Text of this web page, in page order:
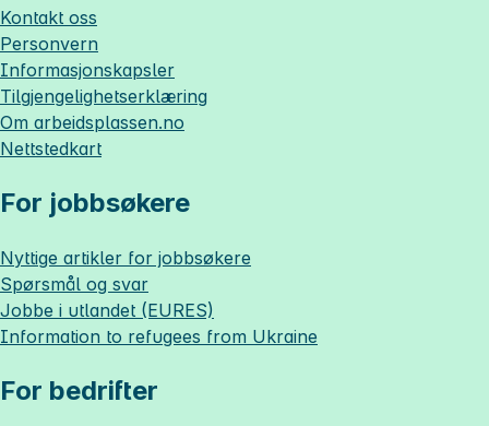
Kontakt oss
Personvern
Informasjonskapsler
Tilgjengelighetserklæring
Om arbeidsplassen.no
Nettstedkart
For jobbsøkere
Nyttige artikler for jobbsøkere
Spørsmål og svar
Jobbe i utlandet (EURES)
Information to refugees from Ukraine
For bedrifter